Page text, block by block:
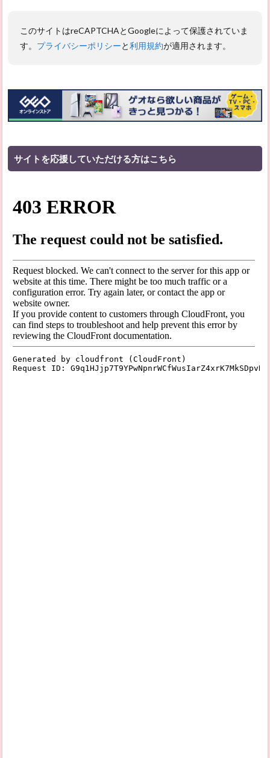
このサイトはreCAPTCHAとGoogleによって保護されていま
す。 プライバシーポリシーと利用規約が適用されます。
サイトを応援していただける方はこちら